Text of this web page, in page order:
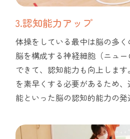
3.認知能力アップ
体操をしている最中は脳の多く
脳を構成する神経細胞（ニュ
できて、認知能力も向上しま
を素早くする必要があるため
能といった脳の認知的能力の発